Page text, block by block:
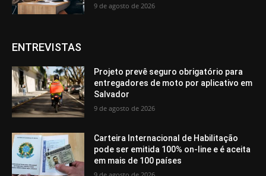
9 de agosto de 2026
ENTREVISTAS
Projeto prevê seguro obrigatório para
entregadores de moto por aplicativo em
Salvador
9 de agosto de 2026
Carteira Internacional de Habilitação
pode ser emitida 100% on-line e é aceita
em mais de 100 países